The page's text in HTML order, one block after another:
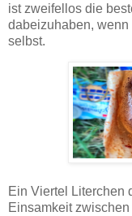
ist zweifellos die
dabeizuhaben,
selbst.
Ein Viertel Literchen
Einsamkeit